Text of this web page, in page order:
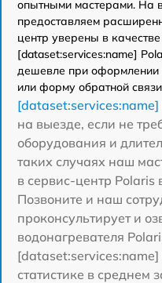
опытными мастерами. На
предоставляем
центр уверены в
[dataset:services:name]
дешевле при оформлении
или форму обратной
на выезде, если не
оборудования и
таких случаях наш
в сервис-центр Polaris
Позвоните и наш
проконсультирует и
водонагревателя
статистике в среднем